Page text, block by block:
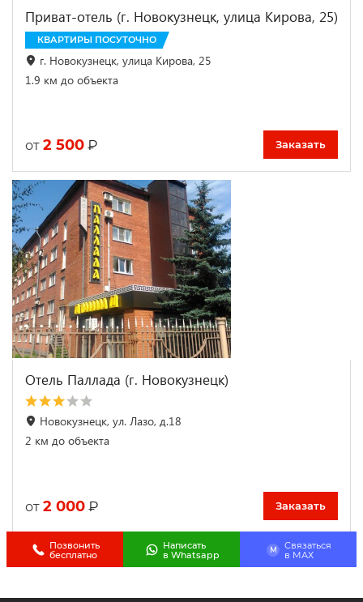
Приват-отель (г. Новокузнецк, улица Кирова, 25)
КВАРТИРЫ ПОСУТОЧНО
г. Новокузнецк, улица Кирова, 25
1.9 км до объекта
от 2 500 ₽ Заказать
Отель Паллада (г. Новокузнецк)
Новокузнецк, ул. Лазо, д.18
2 км до объекта
от 2 000 ₽ Заказать
Позвонить
бесплатно
Написать
в Whatsapp
M
Связаться
в МАХ